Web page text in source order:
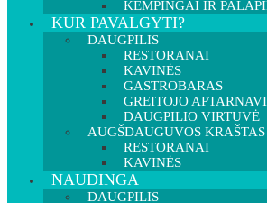
KEMPINGAI IR
KUR PAVALGYTI?
DAUGPILIS
RESTORANAI
KAVINĖS
GASTROBARAS
GREITOJO
DAUGPILIO VIRTUVĖ
AUGŠDAUGUVOS KRAŠTAS
RESTORANAI
KAVINĖS
NAUDINGA
DAUGPILIS